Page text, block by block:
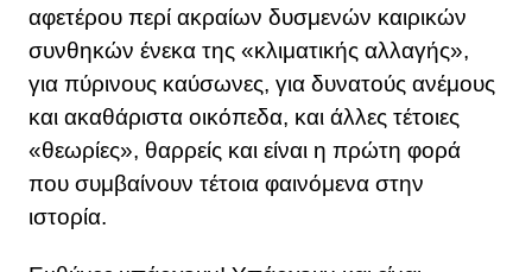
αφετέρου περί ακραίων δυσμενών καιρικών
συνθηκών ένεκα της «κλιματικής αλλαγής»,
για πύρινους καύσωνες, για δυνατούς ανέμους
και ακαθάριστα οικόπεδα, και άλλες τέτοιες
«θεωρίες», θαρρείς και είναι η πρώτη φορά
που συμβαίνουν τέτοια φαινόμενα στην
ιστορία.